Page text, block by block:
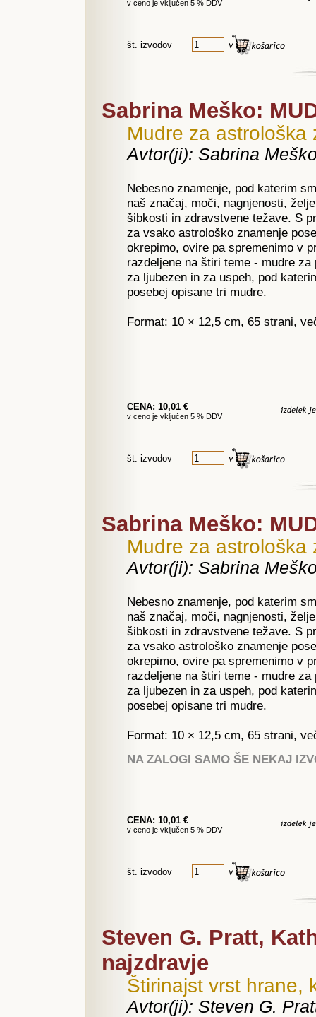
v ceno je vključen 5 % DDV
št. izvodov
Sabrina Meško:
Mudre za astrološka
Avtor(ji): Sabrina
Nebesno znamenje, pod katerim
naš značaj, moči, nagnjenosti,
šibkosti in zdravstvene težave. S
za vsako astrološko znamenje
okrepimo, ovire pa spremenimo v
razdeljene na štiri teme - mudre
za ljubezen in za uspeh, pod
posebej opisane tri mudre.
Format: 10 × 12,5 cm, 65 strani,
CENA: 10,01 €
v ceno je vključen 5 % DDV
št. izvodov
Sabrina Meško:
Mudre za astrološka
Avtor(ji): Sabrina
Nebesno znamenje, pod katerim
naš značaj, moči, nagnjenosti,
šibkosti in zdravstvene težave. S
za vsako astrološko znamenje
okrepimo, ovire pa spremenimo v
razdeljene na štiri teme - mudre
za ljubezen in za uspeh, pod
posebej opisane tri mudre.
Format: 10 × 12,5 cm, 65 strani,
NA ZALOGI SAMO ŠE NEKAJ
CENA: 10,01 €
v ceno je vključen 5 % DDV
št. izvodov
Steven G. Pratt,
najzdravje
Štirinajst vrst hrane,
Avtor(ji): Steven G.